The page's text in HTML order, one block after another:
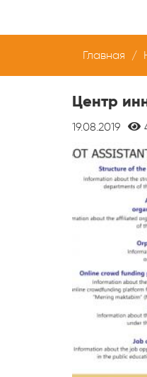
Главная
Центр
19.08.2019